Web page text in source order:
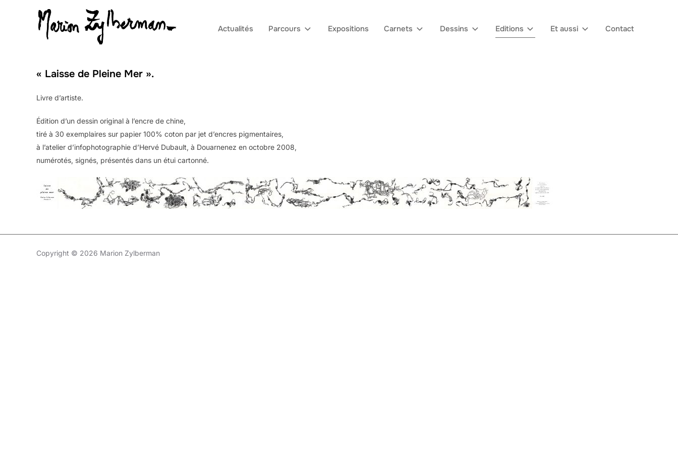
Actualités Parcours Expositions Carnets Dessins Editions Et aussi Contact
« Laisse de Pleine Mer ».
Livre d’artiste.
Édition d’un dessin original à l’encre de chine,
tiré à 30 exemplaires sur papier 100% coton par jet d’encres pigmentaires,
à l’atelier d’infophotographie d’Hervé Dubault, à Douarnenez en octobre 2008,
numérotés, signés, présentés dans un étui cartonné.
Copyright © 2026 Marion Zylberman